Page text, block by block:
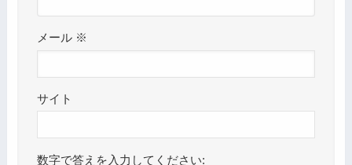
メール ※
サイト
数字で答えを入力してください: